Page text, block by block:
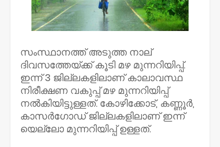
സംസ്ഥാനത്ത് അടുത്ത നാല്
ദിവസത്തേയ്ക്ക് കൂടി മഴ മുന്നറിയിപ്പ്.
ഇന്ന് 3 ജില്ലകളിലാണ് കാലാവസ്ഥ
നിരീക്ഷണ വകുപ്പ് മഴ മുന്നറിയിപ്പ്
നല്‍കിയിട്ടുള്ളത്. കോഴിക്കോട്, കണ്ണൂര്‍,
കാസര്‍ഗോഡ് ജില്ലകളിലാണ് ഇന്ന്
യെല്ലോ മുന്നറിയിപ്പ് ഉള്ളത്.